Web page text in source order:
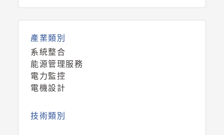
產業類別
系統整合
能源管理服務
電力監控
電機設計
技術類別